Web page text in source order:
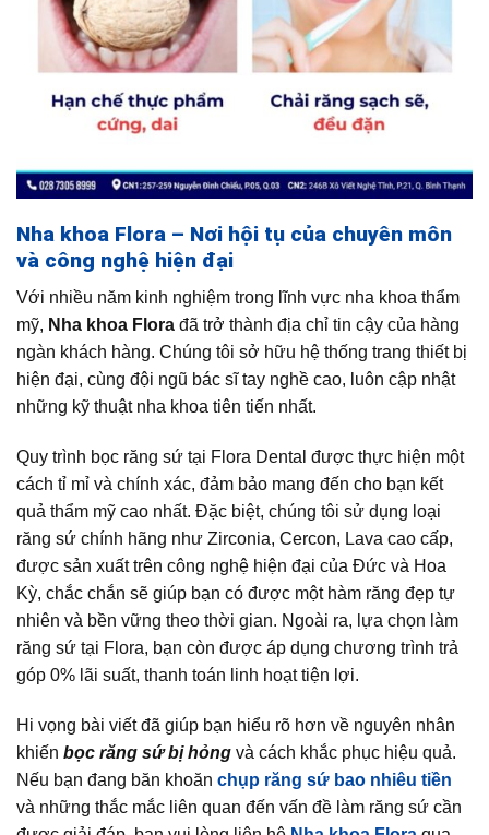
Nha khoa Flora – Nơi hội tụ của chuyên môn
và công nghệ hiện đại
Với nhiều năm kinh nghiệm trong lĩnh vực nha khoa thẩm
mỹ, Nha khoa Flora đã trở thành địa chỉ tin cậy của hàng
ngàn khách hàng. Chúng tôi sở hữu hệ thống trang thiết bị
hiện đại, cùng đội ngũ bác sĩ tay nghề cao, luôn cập nhật
những kỹ thuật nha khoa tiên tiến nhất.
Quy trình bọc răng sứ tại Flora Dental được thực hiện một
cách tỉ mỉ và chính xác, đảm bảo mang đến cho bạn kết
quả thẩm mỹ cao nhất. Đặc biệt, chúng tôi sử dụng loại
răng sứ chính hãng như Zirconia, Cercon, Lava cao cấp,
được sản xuất trên công nghệ hiện đại của Đức và Hoa
Kỳ, chắc chắn sẽ giúp bạn có được một hàm răng đẹp tự
nhiên và bền vững theo thời gian. Ngoài ra, lựa chọn làm
răng sứ tại Flora, bạn còn được áp dụng chương trình trả
góp 0% lãi suất, thanh toán linh hoạt tiện lợi.
Hi vọng bài viết đã giúp bạn hiểu rõ hơn về nguyên nhân
khiến bọc răng sứ bị hỏng và cách khắc phục hiệu quả.
Nếu bạn đang băn khoăn chụp răng sứ bao nhiêu tiền
và những thắc mắc liên quan đến vấn đề làm răng sứ cần